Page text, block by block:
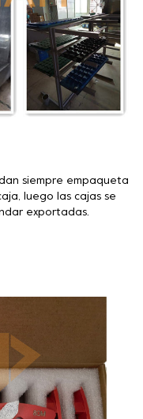
siempre empaqueta
luego las cajas se
exportadas.